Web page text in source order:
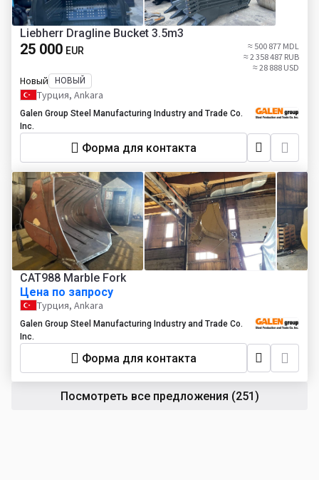
Liebherr Dragline Bucket 3.5m3
25 000 EUR
≈ 500 877 MDL
≈ 2 358 487 RUB
≈ 28 888 USD
Новый НОВЫЙ
Турция, Ankara
Galen Group Steel Manufacturing Industry and Trade Co.
Inc.
Форма для контакта
CAT988 Marble Fork
Цена по запросу
Турция, Ankara
Galen Group Steel Manufacturing Industry and Trade Co.
Inc.
Форма для контакта
Посмотреть все предложения (251)